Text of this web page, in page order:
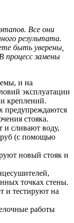
Все они
результата.
быть уверены,
процесс замены
и на
эксплуатации
креплений.
предупреждаются
стояка.
и сливают воду,
(с помощью
новый стояк и
точках стены.
и тестируют на
работы